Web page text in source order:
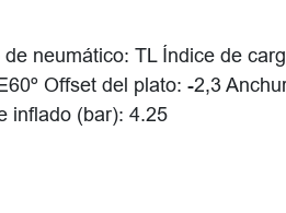
neumático: TL Índice de
Offset del plato: -2,3
inflado (bar): 4.25